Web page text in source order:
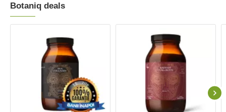
Botaniq deals